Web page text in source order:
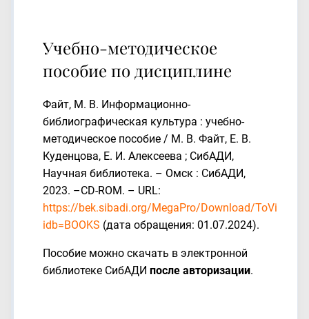
Учебно-методическое
пособие по дисциплине
Файт, М. В. Информационно-
библиографическая культура : учебно-
методическое пособие / М. В. Файт, Е. В.
Куденцова, Е. И. Алексеева ; СибАДИ,
Научная библиотека. – Омск : СибАДИ,
2023. –CD-ROM. – URL:
https://bek.sibadi.org/MegaPro/Download/ToView/
idb=BOOKS (дата обращения: 01.07.2024).
Пособие можно скачать в электронной
библиотеке СибАДИ после авторизации.